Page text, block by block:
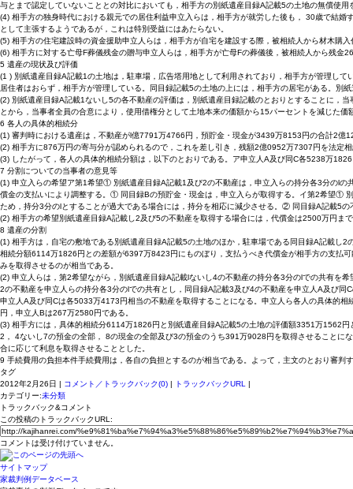
与とまで認定していないこととの対比においても，相手方の別紙遺産目録A記載5の土地の無償使
(4) 相手方の独身時代における親元での居住利益申立入らは，相手方が就労した後も， 30歳で結
として主張するようであるが，これは特別受益にはあたらない。
(5) 相手方の住宅建設時の資金援助申立人らは，相手方が自宅を建設する際，被相続人から材木購
(6) 相手方に対する亡母F葬儀残金の贈与申立人らは，相手方が亡母Fの葬儀後，被相続人から残金
5 遺産の現状及び評価
(1 ) 別紙遺産目録A記載1の土地は，駐車場，広告塔用地として利用されており，相手方が管理し
居住者はおらず，相手方が管理している。同目録記載5の土地の上には，相手方の居宅がある。別
(2) 別紙遺産目録A記載1ないし5の各不動産の評価は，別紙遺産目録記載のとおりとすることに，
とから，当事者全員の合意により，使用借権分として土地本来の価額から15パーセントを減じた
6 各人の具体的相続分
(1) 審判時における遺産は，不動産がl億7791万4766円，預貯金・現金が3439万8153円の合計2
(2) 相手方に876万円の寄与分が認められるので，これを差し引き，残額2億0952万7307円を法定
(3) したがって，各人の具体的相続分額は，以下のとおりである。ア申立人A及び同C各5238万
7 分割についての当事者の意見等
(1) 申立入らの希望ア第1希望① 別紙遺産目録A記載1及び2の不動産は，申立入らの持分各3分のl
償金の支払いにより調整する。① 同目録Bの預貯金・現金は，申立入らが取得する。イ第2希望①
ため，持分3分のlとすることが過大である場合には，持分を相応に減少させる。② 同目録A記載5
(2) 相手方の希望別紙遺産目録A記載し2及び5の不動産を取得する場合には，代償金は2500万円ま
8 遺産の分割
(1) 相手方は，自宅の敷地である別紙遺産目録A記載5の土地のほか，駐車場である同目録A記載
相続分額6114万1826円との差額が6397万8423円にものぼり，支払うべき代償金が相手方の支払
みを取得させるのが相当である。
(2) 申立人らは，第2希望ながら，別紙遺産目録A記載lないし4の不動産の持分各3分のlでの共有を
2の不動産を申立人らの持分各3分のlでの共有とし，同目録A記載3及び4の不動産を申立人A及び
申立人A及び同Cは各5033万4173円相当の不動産を取得することになる。申立人ら各人の具体的
円，申立人Bは267万2580円である。
(3) 相手方には，具体的相続分6114万1826円と別紙遺産目録A記載5の土地の評価額3351万1562
2， 4ないし7の預金の全部， 8の現金の全部及び3の預金のうち391万9028円を取得させること
合に応じて利息を取得させることとした。
9 手続費用の負担本件手続費用は，各自の負担とするのが相当である。よって，主文のとおり審判
タグ
2012年2月26日 | コメント／トラックバック(0) | トラックバックURL
|
カテゴリー:未分類
トラックバック&コメント
この投稿のトラックバックURL:
コメントは受け付けていません。
サイトマップ
家裁判例データベース